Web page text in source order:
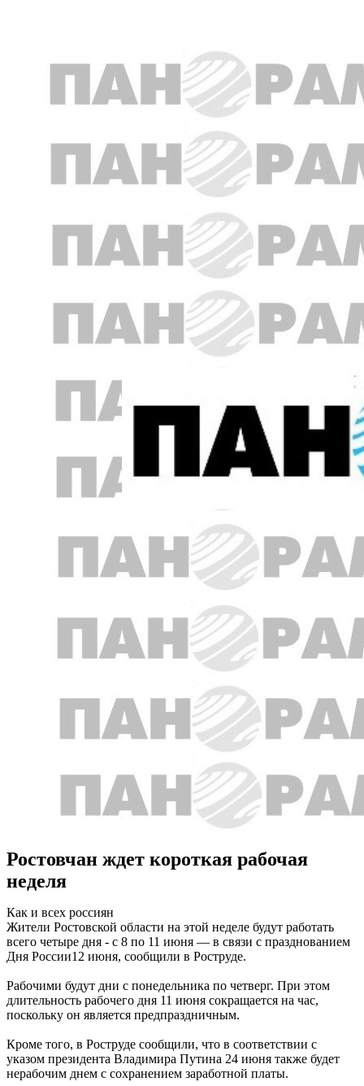
Ростовчан ждет короткая рабочая
неделя
Как и всех россиян
Жители Ростовской области на этой неделе будут работать
всего четыре дня - с 8 по 11 июня — в связи с празднованием
Дня России12 июня, сообщили в Роструде.
Рабочими будут дни с понедельника по четверг. При этом
длительность рабочего дня 11 июня сокращается на час,
поскольку он является предпраздничным.
Кроме того, в Роструде сообщили, что в соответствии с
указом президента Владимира Путина 24 июня также будет
нерабочим днем с сохранением заработной платы.